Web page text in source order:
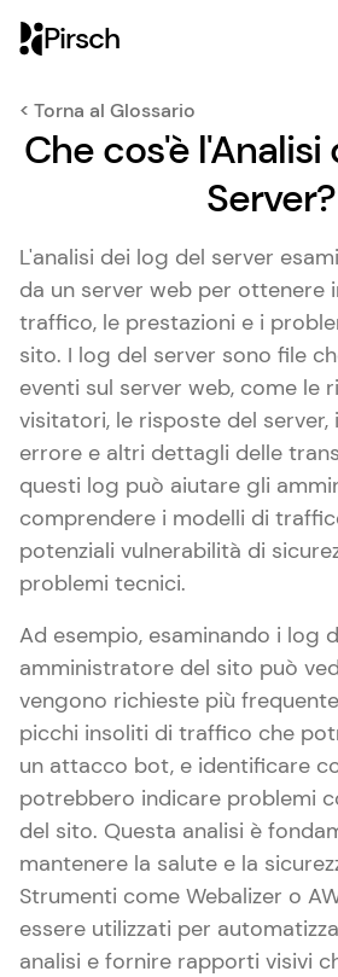
Pirsch
< Torna al Glossario
Che cos'è l'Analisi
Server?
L'analisi dei log del server
da un server web per ottenere
traffico, le prestazioni e i
sito. I log del server sono file
eventi sul server web, come le
visitatori, le risposte del server,
errore e altri dettagli delle
questi log può aiutare gli
comprendere i modelli di
potenziali vulnerabilità di
problemi tecnici.
Ad esempio, esaminando i log
amministratore del sito può
vengono richieste più
picchi insoliti di traffico che
un attacco bot, e identificare
potrebbero indicare problemi
del sito. Questa analisi è
mantenere la salute e la
Strumenti come Webalizer o
essere utilizzati per
analisi e fornire rapporti visivi